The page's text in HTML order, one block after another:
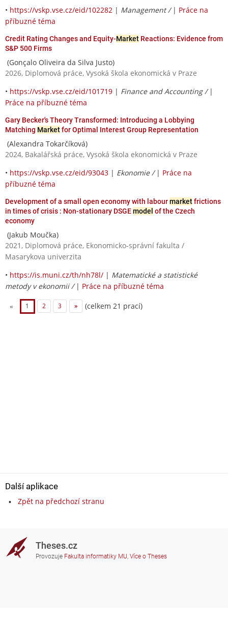
• https://vskp.vse.cz/eid/102282 | Management / | Práce na
příbuzné téma
Credit Rating Changes and Equity-Market Reactions: Evidence from
S&P 500 Firms
(Gonçalo Oliveira da Silva Justo)
2026, Diplomová práce, Vysoká škola ekonomická v Praze
• https://vskp.vse.cz/eid/101719 | Finance and Accounting / |
Práce na příbuzné téma
Gary Becker's Theory Transformed: Introducing a Lobbying
Matching Marketfor Optimal Interest Group Representation
(Alexandra Tokarčíková)
2024, Bakalářská práce, Vysoká škola ekonomická v Praze
• https://vskp.vse.cz/eid/93043 | Ekonomie / | Práce na
příbuzné téma
Development of a small open economy with labourmarketfrictions
in times of crisis : Non-stationary DSGEmodel of the Czech
economy
(Jakub Moučka)
2021, Diplomová práce, Ekonomicko-správní fakulta /
Masarykova univerzita
• https://is.muni.cz/th/nh78l/ | Matematické a statistické
metody v ekonomii / | Práce na příbuzné téma
« 1 2 3 » (celkem 21 prací)
Další aplikace
Zpět na předchozí stranu
Theses.cz
Provozuje Fakulta informatiky MU, Více o Theses